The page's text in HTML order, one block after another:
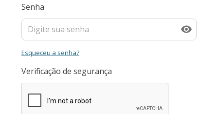
Senha
Esqueceu a senha?
Verificação de segurança